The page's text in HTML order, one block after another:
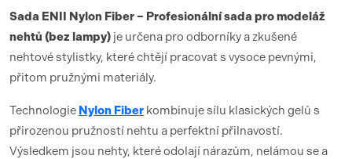
Sada ENII Nylon Fiber – Profesionální sada pro modeláž
nehtů (bez lampy) je určena pro odborníky a zkušené
nehtové stylistky, které chtějí pracovat s vysoce pevnými,
přitom pružnými materiály.
Technologie Nylon Fiber kombinuje sílu klasických gelů s
přirozenou pružností nehtu a perfektní přilnavostí.
Výsledkem jsou nehty, které odolají nárazům, nelámou se a